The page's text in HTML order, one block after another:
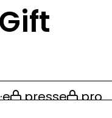
presse pro